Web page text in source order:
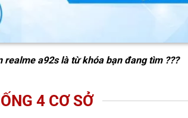
realme a92slà từ khóa bạn đang tìm ???
4 CƠ SỞ